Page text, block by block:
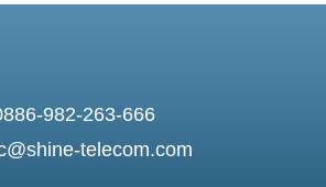
982-263-666
telecom.com